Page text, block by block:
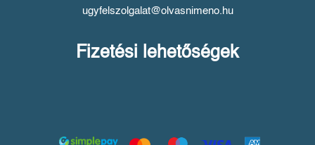
ugyfelszolgalat@olvasnimeno.hu
Fizetési lehetőségek